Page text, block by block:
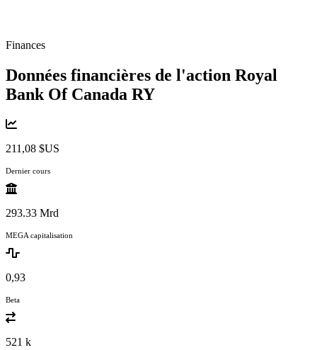
Finances
Données financières de l'action Royal
Bank Of Canada RY
211,08 $US
Dernier cours
293.33 Mrd
MEGA capitalisation
0,93
Beta
521 k